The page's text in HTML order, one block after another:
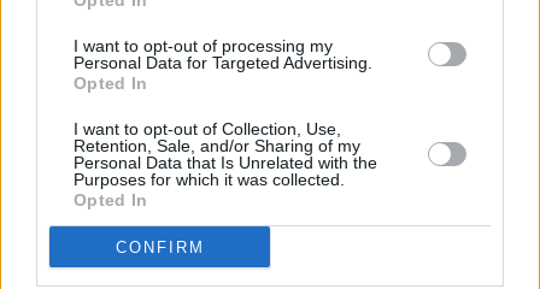
I want to opt-out of processing my
Personal Data for Targeted Advertising.
Opted In
I want to opt-out of Collection, Use,
Retention, Sale, and/or Sharing of my
Personal Data that Is Unrelated with the
Purposes for which it was collected.
Opted In
CONFIRM